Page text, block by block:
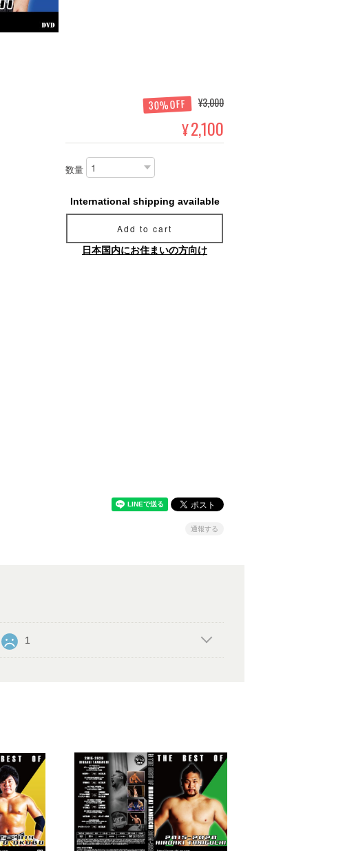
30%OFF ¥3,000
¥2,100
数量
International shipping available
Add to cart
日本国内にお住まいの方向け
通報する
1